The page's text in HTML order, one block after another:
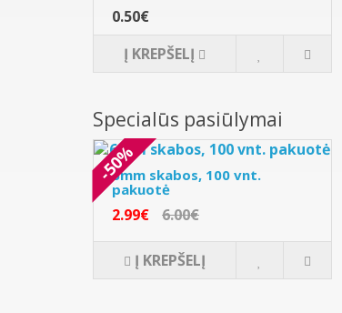
0.50€
Į KREPŠELĮ
Specialūs pasiūlymai
-50%
6mm skabos, 100 vnt.
pakuotė
2.99€ 6.00€
Į KREPŠELĮ